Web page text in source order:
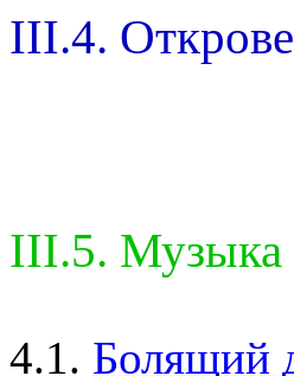
III.4.
III.5. Музыка
4.1. Болящий